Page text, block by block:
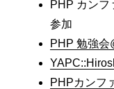
PHP カンフ
参加
PHP 勉強会
PHPカンフ